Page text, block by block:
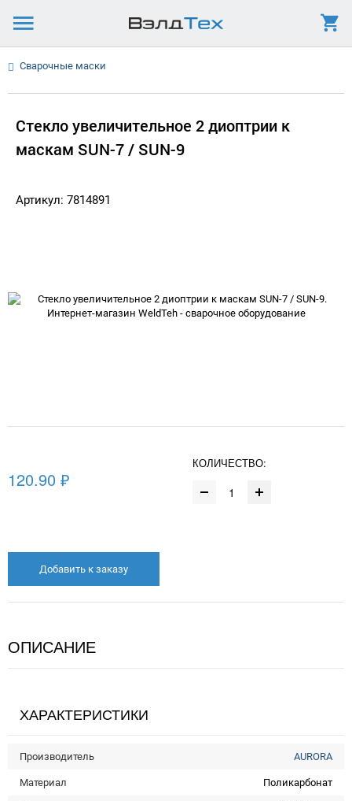
Сварочные маски
Стекло увеличительное 2 диоптрии к
маскам SUN-7 / SUN-9
Артикул: 7814891
120.90 ₽
КОЛИЧЕСТВО:
Добавить к заказу
ОПИСАНИЕ
ХАРАКТЕРИСТИКИ
Производитель AURORA
Материал Поликарбонат